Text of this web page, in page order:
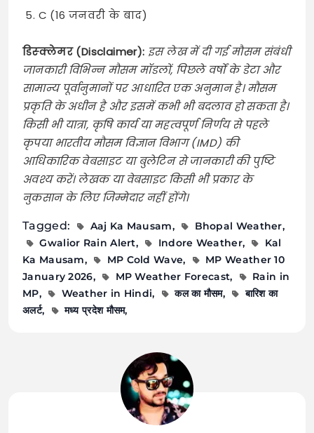
C (16 जनवरी के बाद)
डिस्क्लेमर (Disclaimer): इस लेख में दी गई मौसम संबंधी
जानकारी विभिन्न मौसम मॉडलों, पिछले वर्षों के डेटा और
सामान्य पूर्वानुमानों पर आधारित एक अनुमान है। मौसम
प्रकृति के अधीन है और इसमें कभी भी बदलाव हो सकता है।
किसी भी यात्रा, कृषि कार्य या महत्वपूर्ण निर्णय से पहले
कृपया भारतीय मौसम विज्ञान विभाग (IMD) की
आधिकारिक वेबसाइट या बुलेटिन से जानकारी की पुष्टि
अवश्य करें। लेखक या वेबसाइट किसी भी प्रकार के
नुकसान के लिए जिम्मेदार नहीं होंगे।
Tagged: Aaj Ka Mausam
Bhopal Weather
Gwalior Rain Alert
Indore Weather
Kal
Ka Mausam
MP Cold Wave
MP Weather 10
January 2026
MP Weather Forecast
Rain in
MP
Weather in Hindi कल का मौसम
बारिश का
अलर्ट
मध्य प्रदेश मौसम